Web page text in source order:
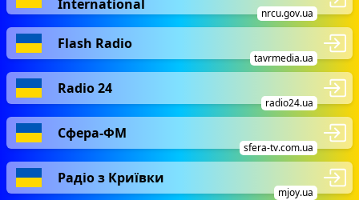
International
nrcu.gov.ua
Flash Radio
tavrmedia.ua
Radio 24
radio24.ua
Сфера-ФМ
sfera-tv.com.ua
Радіо з Криївки
mjoy.ua